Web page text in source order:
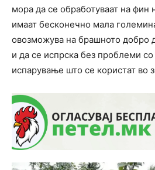
мора да се обработуваат на фин
имаат бесконечно мала
овозможува на брашното добро
и да се испрска без проблеми
испарување што се користат во